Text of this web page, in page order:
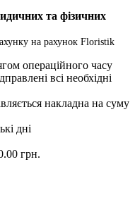
та фізичних
на рахунок Floristik
операційного часу
всі необхідні
накладна на суму
дні
грн.